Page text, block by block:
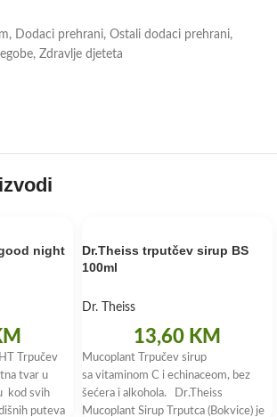
, Dodaci prehrani, Ostali dodaci prehrani,
, Zdravlje djeteta
night
Trpučev
tvar u
kod svih
puteva
Dr.Theiss trputčev sirup BS
100ml
Dr. Theiss
13,60 KM
Mucoplant Trpučev sirup
sa vitaminom C i echinaceom, bez
šećera i alkohola. Dr.Theiss
Mucoplant Sirup Trputca (Bokvice) je